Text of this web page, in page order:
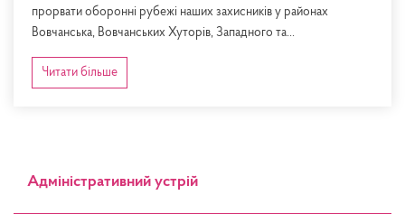
прорвати оборонні рубежі наших захисників у районах
Вовчанська, Вовчанських Хуторів, Западного та...
Читати більше
Адміністративний устрій